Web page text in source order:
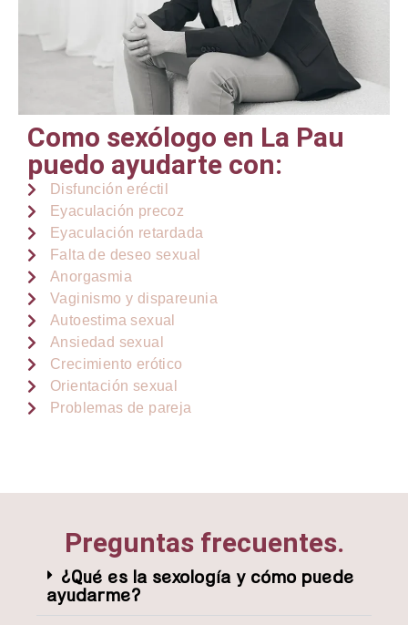
Como sexólogo en La Pau
puedo ayudarte con:
Disfunción eréctil
Eyaculación precoz
Eyaculación retardada
Falta de deseo sexual
Anorgasmia
Vaginismo y dispareunia
Autoestima sexual
Ansiedad sexual
Crecimiento erótico
Orientación sexual
Problemas de pareja
Preguntas frecuentes.
¿Qué es la sexología y cómo puede
ayudarme?